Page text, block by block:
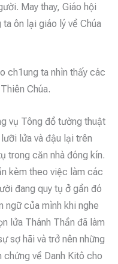
May thay, Giáo hội
ôn lại giáo lý về Chúa
ch1ung ta nhìn thấy các
Chúa.
vụ Tông đồ tường thuật
lửa và đậu lại trên
trong căn nhà đóng kín.
kèm theo việc làm các
đang quy tụ ở gần đó
ngữ của mình khi nghe
lửa Thánh Thần đã làm
sợ hãi và trở nên những
về Danh Kitô cho